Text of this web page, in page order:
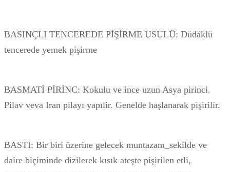
BASINÇLI TENCEREDE PİŞİRME USULÜ: Düdäklü
tencerede yemek pişirme
BASMATİ PİRİNC: Kokulu ve ince uzun Asya pirinci.
Pilav veva Iran pilayı yapılir. Genelde haşlanarak pişirilir.
BASTI: Bir biri üzerine gelecek muntazam_sekilde ve
daire biçiminde dizilerek kısık ateşte pişirilen etli,